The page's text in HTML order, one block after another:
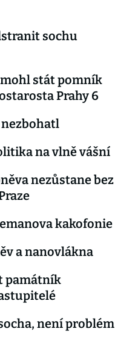
sochu
stát pomník
Prahy 6
nezbohatl
na vlně vášní
nezůstane bez
kakofonie
a nanovlákna
památník
není problém